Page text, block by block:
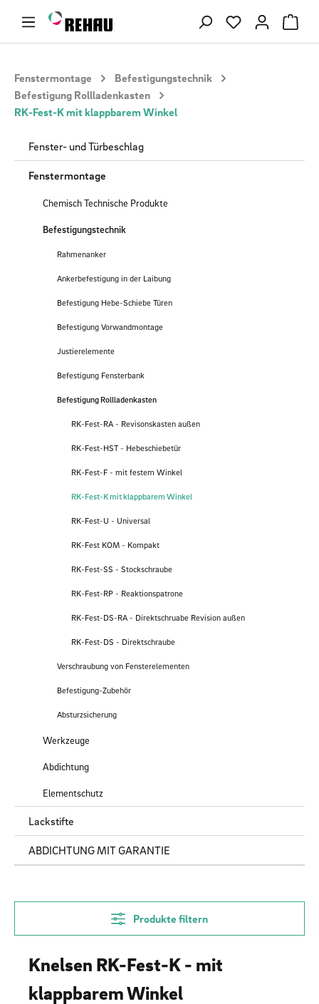
Zum Hauptinhalt springen Du hast 0
Fenstermontage
Befestigungstechnik
Befestigung Rollladenkasten
RK-Fest-K mit klappbarem Winkel
Fenster- und Türbeschlag
Fenstermontage
Chemisch Technische Produkte
Befestigungstechnik
Rahmenanker
Ankerbefestigung in der Laibung
Befestigung Hebe-Schiebe Türen
Befestigung Vorwandmontage
Justierelemente
Befestigung Fensterbank
Befestigung Rollladenkasten
RK-Fest-RA - Revisonskasten außen
RK-Fest-HST - Hebeschiebetür
RK-Fest-F - mit festem Winkel
RK-Fest-K mit klappbarem Winkel
RK-Fest-U - Universal
RK-Fest KOM - Kompakt
RK-Fest-SS - Stockschraube
RK-Fest-RP - Reaktionspatrone
RK-Fest-DS-RA - Direktschruabe Revision außen
RK-Fest-DS - Direktschraube
Verschraubung von Fensterelementen
Befestigung-Zubehör
Absturzsicherung
Werkzeuge
Abdichtung
Elementschutz
Lackstifte
ABDICHTUNG MIT GARANTIE
Produkte filtern
Knelsen RK-Fest-K - mit
klappbarem Winkel